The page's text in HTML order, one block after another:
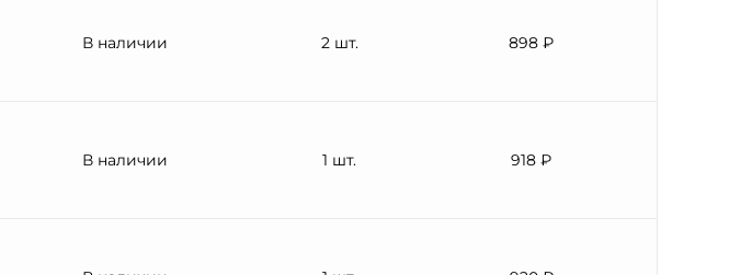
В наличии 2 шт. 898 ₽
В наличии 1 шт. 918 ₽